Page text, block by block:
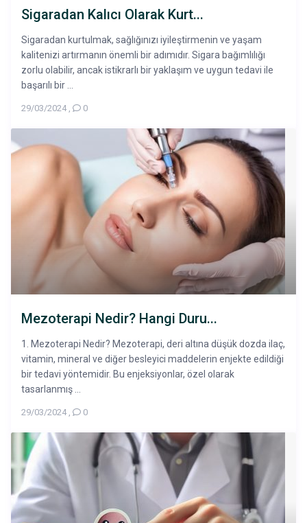
Sigaradan Kalıcı Olarak Kurt...
Sigaradan kurtulmak, sağlığınızı iyileştirmenin ve yaşam
kalitenizi artırmanın önemli bir adımıdır. Sigara bağımlılığı
zorlu olabilir, ancak istikrarlı bir yaklaşım ve uygun tedavi ile
başarılı bir ...
29/03/2024, 0
Mezoterapi Nedir? Hangi Duru...
1. Mezoterapi Nedir? Mezoterapi, deri altına düşük dozda ilaç,
vitamin, mineral ve diğer besleyici maddelerin enjekte edildiği
bir tedavi yöntemidir. Bu enjeksiyonlar, özel olarak
tasarlanmış ...
29/03/2024, 0